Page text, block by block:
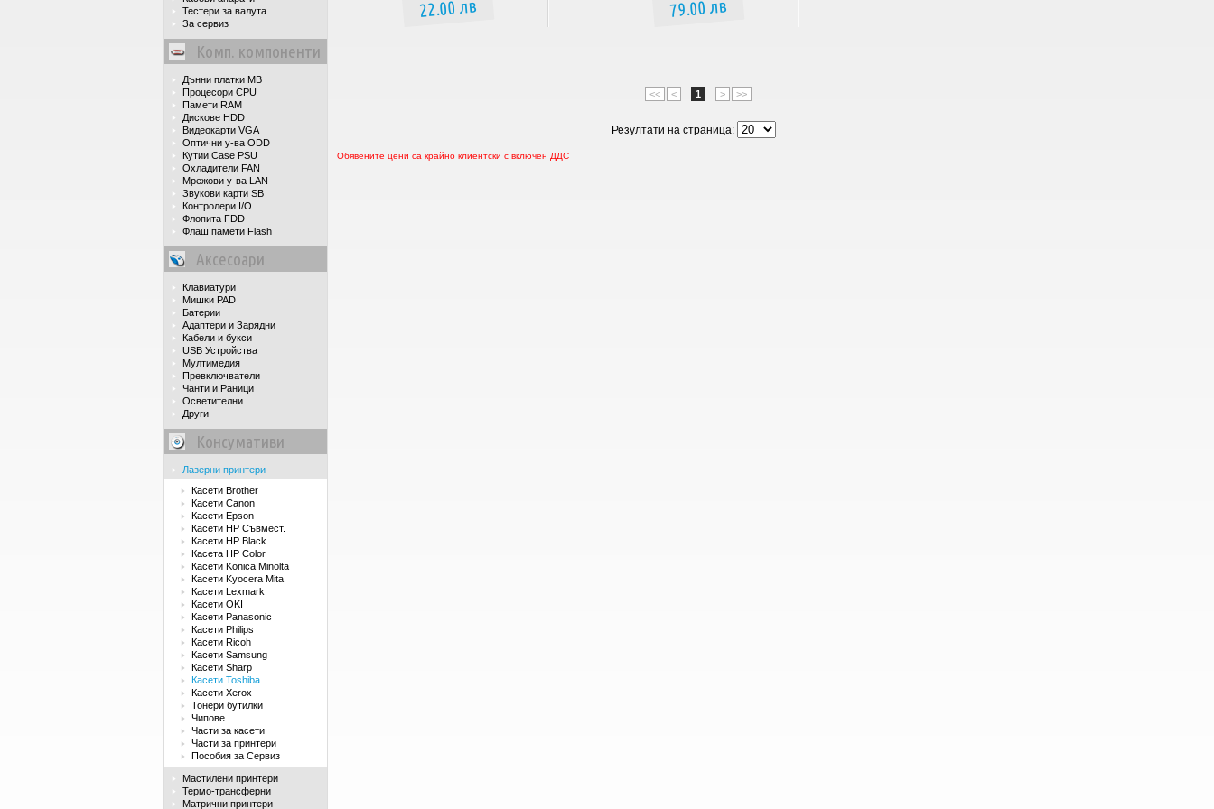
Тестери за валута
За сервиз
Комп. компоненти
Дънни платки MB
Процесори CPU
Памети RAM
Дискове HDD
Видеокарти VGA
Оптични у-ва ODD
Кутии Case PSU
Охладители FAN
Мрежови у-ва LAN
Звукови карти SB
Контролери I/O
Флопита FDD
Флаш памети Flash
Аксесоари
Клавиатури
Мишки PAD
Батерии
Адаптери и Зарядни
Кабели и букси
USB Устройства
Мултимедия
Превключватели
Чанти и Раници
Осветителни
Други
Консумативи
Лазерни принтери
Касети Brother
Касети Canon
Касети Epson
Касети HP Съвмест.
Касети HP Black
Касета HP Color
Касети Konica Minolta
Касети Kyocera Mita
Касети Lexmark
Касети OKI
Касети Panasonic
Касети Philips
Касети Ricoh
Касети Samsung
Касети Sharp
Касети Toshiba
Касети Xerox
Тонери бутилки
Чипове
Части за касети
Части за принтери
Пособия за Сервиз
Мастилени принтери
Термо-трансферни
Матрични принтери
22.00 лв 79.00 лв
<< < 1 > >>
Резултати на страница:
Обявените цени са крайно клиентски с включен ДДС